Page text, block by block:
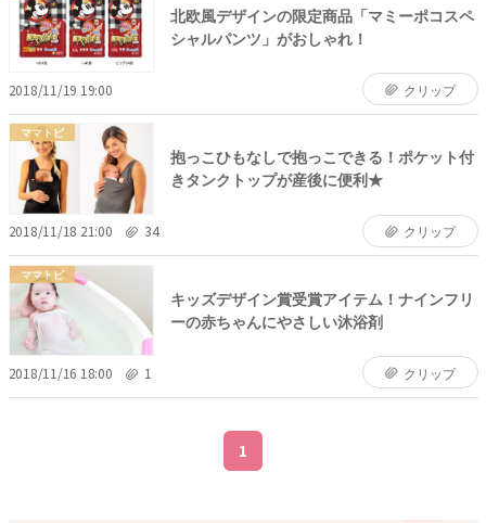
北欧風デザインの限定商品「マミーポコスペ
シャルパンツ」がおしゃれ！
2018/11/19 19:00 クリップ
ママトピ
抱っこひもなしで抱っこできる！ポケット付
きタンクトップが産後に便利★
2018/11/18 21:00 34 クリップ
ママトピ
キッズデザイン賞受賞アイテム！ナインフリ
ーの赤ちゃんにやさしい沐浴剤
2018/11/16 18:00 1 クリップ
1